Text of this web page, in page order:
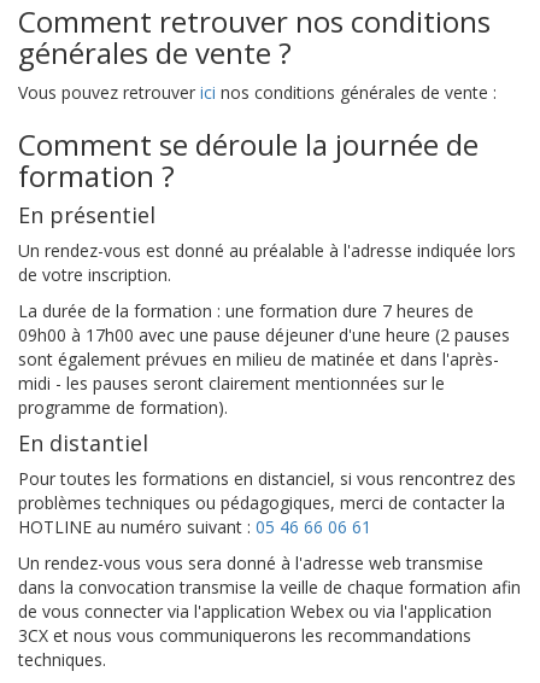
Comment retrouver nos conditions
générales de vente ?
Vous pouvez retrouver ici nos conditions générales de vente :
Comment se déroule la journée de
formation ?
En présentiel
Un rendez-vous est donné au préalable à l'adresse indiquée lors
de votre inscription.
La durée de la formation : une formation dure 7 heures de
09h00 à 17h00 avec une pause déjeuner d'une heure (2 pauses
sont également prévues en milieu de matinée et dans l'après-
midi - les pauses seront clairement mentionnées sur le
programme de formation).
En distantiel
Pour toutes les formations en distanciel, si vous rencontrez des
problèmes techniques ou pédagogiques, merci de contacter la
HOTLINE au numéro suivant : 05 46 66 06 61
Un rendez-vous vous sera donné à l'adresse web transmise
dans la convocation transmise la veille de chaque formation afin
de vous connecter via l'application Webex ou via l'application
3CX et nous vous communiquerons les recommandations
techniques.